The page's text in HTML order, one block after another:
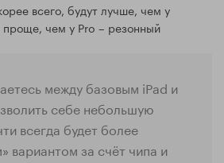
всего, будут лучше, чем у
проще, чем у Pro – резонный
между базовым iPad и
себе небольшую
всегда будет более
вариантом за счёт чипа и